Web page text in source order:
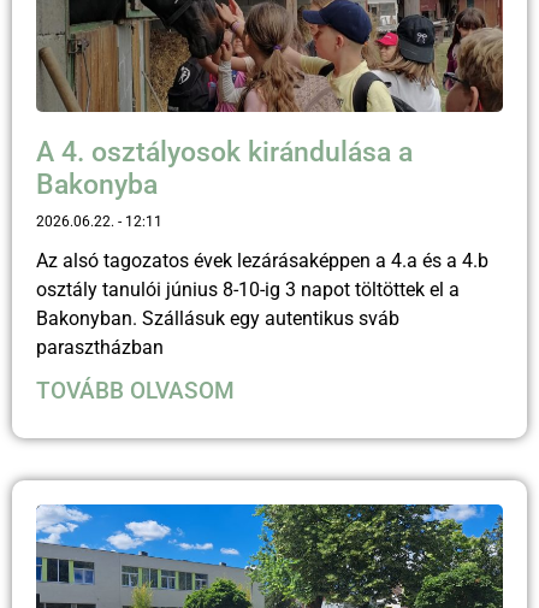
A 4. osztályosok kirándulása a
Bakonyba
2026.06.22. 12:11
Az alsó tagozatos évek lezárásaképpen a 4.a és a 4.b
osztály tanulói június 8-10-ig 3 napot töltöttek el a
Bakonyban. Szállásuk egy autentikus sváb
parasztházban
TOVÁBB OLVASOM